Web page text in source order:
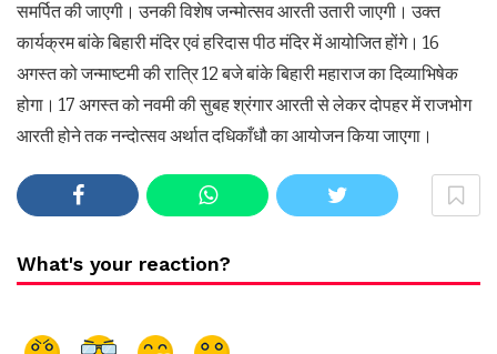
समर्पित की जाएगी। उनकी विशेष जन्मोत्सव आरती उतारी जाएगी। उक्त
कार्यक्रम बांके बिहारी मंदिर एवं हरिदास पीठ मंदिर में आयोजित होंगे। 16
अगस्त को जन्माष्टमी की रात्रि 12 बजे बांके बिहारी महाराज का दिव्याभिषेक
होगा। 17 अगस्त को नवमी की सुबह श्रंगार आरती से लेकर दोपहर में राजभोग
आरती होने तक नन्दोत्सव अर्थात दधिकाँधौ का आयोजन किया जाएगा।
What's your reaction?